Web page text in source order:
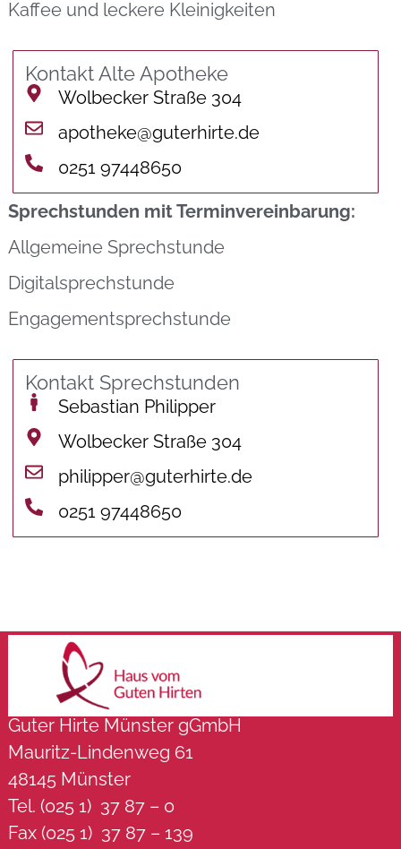
Kaffee und leckere Kleinigkeiten
Kontakt Alte Apotheke
Wolbecker Straße 304
apotheke@guterhirte.de
0251 97448650
Sprechstunden mit Terminvereinbarung:
Allgemeine Sprechstunde
Digitalsprechstunde
Engagementsprechstunde
Kontakt Sprechstunden
Sebastian Philipper
Wolbecker Straße 304
philipper@guterhirte.de
0251 97448650
Guter Hirte Münster gGmbH
Mauritz-Lindenweg 61
48145 Münster
Tel. (025 1) 37 87 – 0
Fax (025 1) 37 87 – 139